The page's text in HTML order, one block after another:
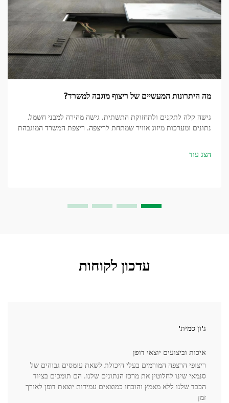
מה היתרונות המעשיים של ריצוף מוגבה למשרד?
גישה קלה לתקנים ולתחזוקת התשתית. גישה מהירה למבני חשמל,
נתונים ומערכות מיזוג אוויר שמתחת לריצפה. ריצפת המשרד המוגבהת
הצג עוד
עדכון לקוחות
ג'ון סמית'
איכות וביצועים יוצאי דופן
ריצופי הרצפה המורמים בעלי היכולת לשאת עומסים גבוהים של
סנמאי שינו לחלוטין את מרכז הנתונים שלנו. הם תומכים בציוד
הכבד שלנו ללא מאמץ והוכחו כמוצאים עמידות יוצאת דופן לאורך
זמן